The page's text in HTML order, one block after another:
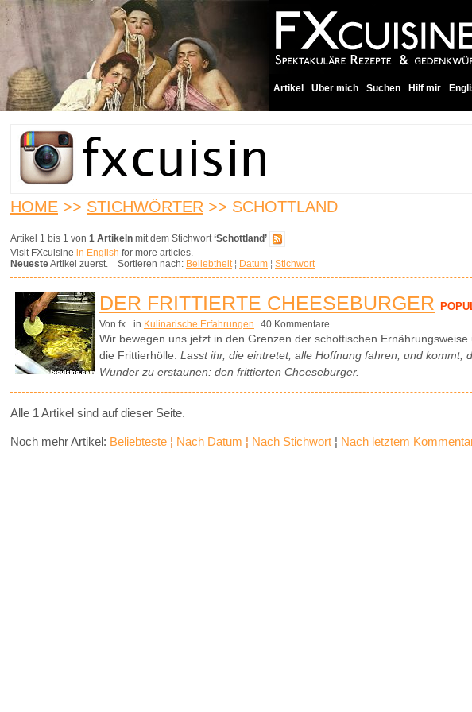
Artikel Über mich Suchen Hilf mir
HOME >> STICHWÖRTER >> SCHOTTLAND
Artikel 1 bis 1 von 1 Artikeln mit dem Stichwort‘Schottland’
Visit FXcuisine in English for more articles.
NeuesteArtikel zuerst. Sortieren nach: Beliebtheit¦ Datum ¦ Stichwort
DER FRITTIERTE CHEESEBURGER
Von fx in Kulinarische Erfahrungen 40 Kommentare
Wir bewegen uns jetzt in den Grenzen der schottischen Ernährungsweise
die Frittierhölle. Lasst ihr, die eintretet, alle Hoffnung fahren, und kommt,
Wunder zu erstaunen: den frittierten Cheeseburger.
Alle 1 Artikel sind auf dieser Seite.
Noch mehr Artikel: Beliebteste ¦ Nach Datum ¦ Nach Stichwort ¦ Nach letztem